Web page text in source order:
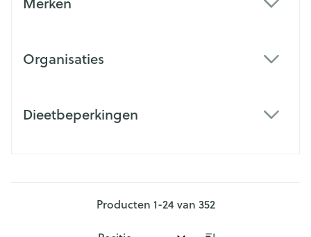
Organisaties
Dieetbeperkingen
Producten 1-24van 352